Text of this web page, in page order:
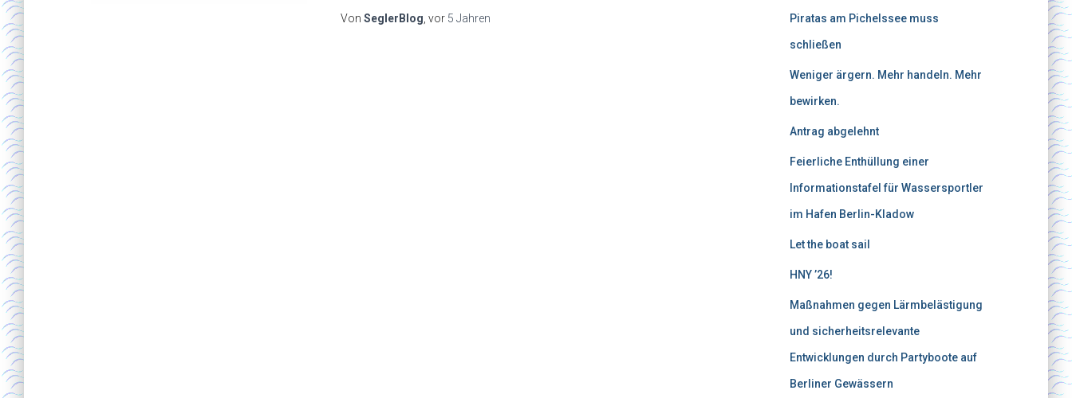
Von SeglerBlog , vor 5 Jahren Piratas am Pichelssee muss
schließen
Weniger ärgern. Mehr handeln. Mehr
bewirken.
Antrag abgelehnt
Feierliche Enthüllung einer
Informationstafel für Wassersportler
im Hafen Berlin-Kladow
Let the boat sail
HNY ’26!
Maßnahmen gegen Lärmbelästigung
und sicherheitsrelevante
Entwicklungen durch Partyboote auf
Berliner Gewässern